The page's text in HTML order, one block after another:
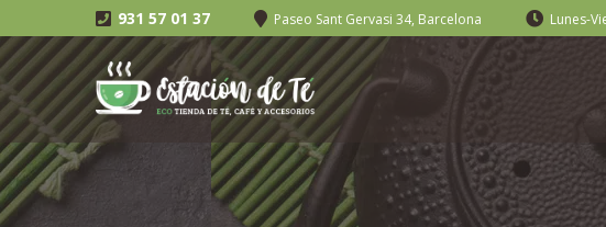
931 57 01 37 Paseo Sant Gervasi 34, Barcelona Lunes-